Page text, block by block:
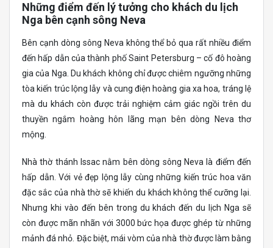
Những điểm đến lý tưởng cho khách du lịch
Nga bên cạnh sông Neva
Bên cạnh dòng sông Neva không thể bỏ qua rất nhiều điểm
đến hấp dẫn của thành phố Saint Petersburg – cố đô hoàng
gia của Nga. Du khách không chỉ được chiêm ngưỡng những
tòa kiến trúc lộng lẫy và cung điện hoàng gia xa hoa, tráng lệ
mà du khách còn được trải nghiệm cảm giác ngồi trên du
thuyền ngắm hoàng hôn lãng mạn bên dòng Neva thơ
mộng.
Nhà thờ thánh Issac nằm bên dòng sông Neva là điểm đến
hấp dẫn. Với vẻ đẹp lộng lẫy cùng những kiến trúc hoa văn
đặc sắc của nhà thờ sẽ khiến du khách không thể cưỡng lại.
Nhưng khi vào đến bên trong du khách đến du lịch Nga sẽ
còn được mãn nhãn với 3000 bức họa được ghép từ những
mảnh đá nhỏ. Đặc biệt, mái vòm của nhà thờ được làm bằng